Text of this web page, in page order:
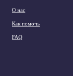
О нас
Как помочь
FAQ